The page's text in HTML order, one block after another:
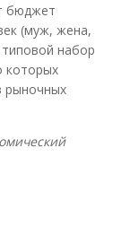
бюджет
(муж, жена,
набор
которых
рыночных